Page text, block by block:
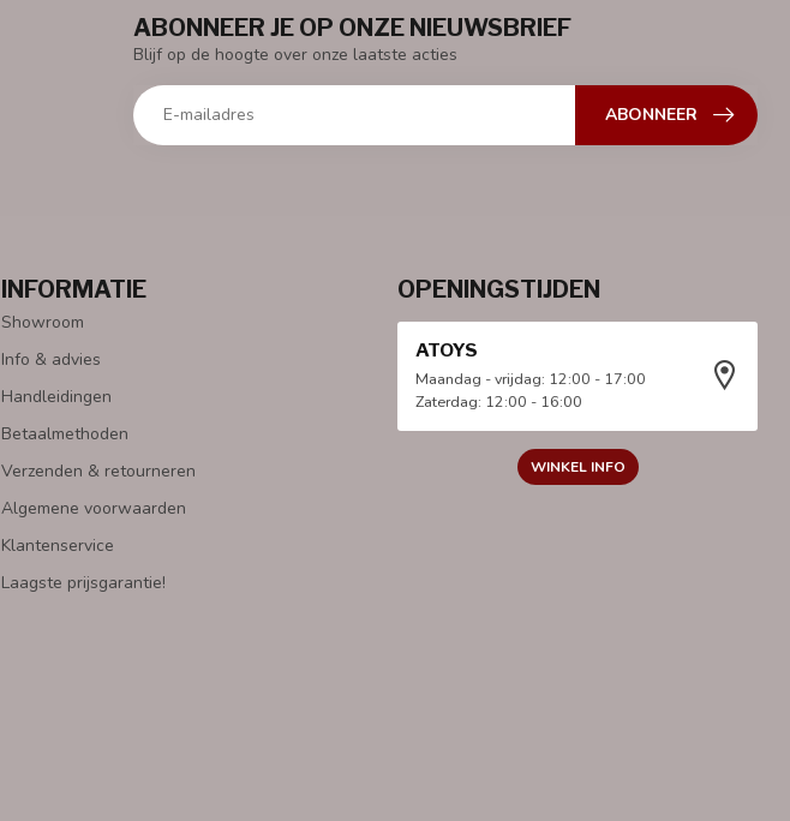
ABONNEER JE OP ONZE NIEUWSBRIEF
Blijf op de hoogte over onze laatste acties
ABONNEER
INFORMATIE
Showroom
Info & advies
Handleidingen
Betaalmethoden
Verzenden & retourneren
Algemene voorwaarden
Klantenservice
Laagste prijsgarantie!
OPENINGSTIJDEN
ATOYS
Maandag - vrijdag: 12:00 - 17:00
Zaterdag: 12:00 - 16:00
WINKEL INFO